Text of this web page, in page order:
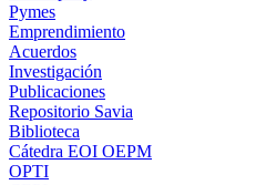
Pymes
Emprendimiento
Acuerdos
Investigación
Publicaciones
Repositorio Savia
Biblioteca
Cátedra EOI OEPM
OPTI